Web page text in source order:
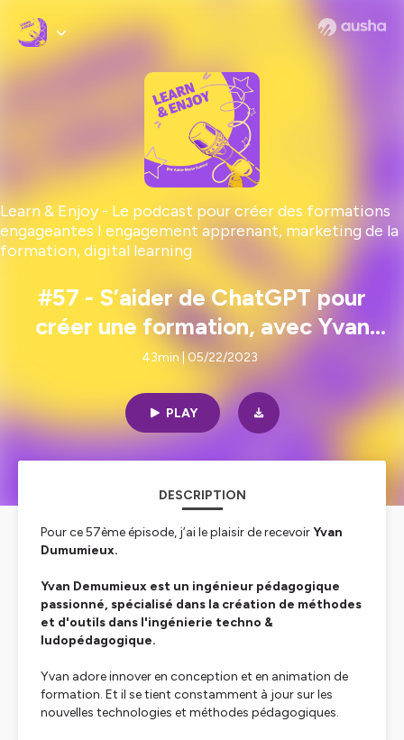
Learn & Enjoy - Le podcast pour créer des formations
engageantes I engagement apprenant, marketing de la
formation, digital learning
#57 - S’aider de ChatGPT pour
créer une formation, avec Yvan
Demumieux
43min | 05/22/2023
PLAY
DESCRIPTION
Pour ce 57ème épisode, j’ai le plaisir de recevoirYvan
Dumumieux.
Yvan Demumieux est un ingénieur pédagogique
passionné, spécialisé dans la création de méthodes
et d'outils dans l'ingénierie techno &
ludopédagogique.
Yvan adore innover en conception et en animation de
formation. Et il se tient constamment à jour sur les
nouvelles technologies et méthodes pédagogiques.